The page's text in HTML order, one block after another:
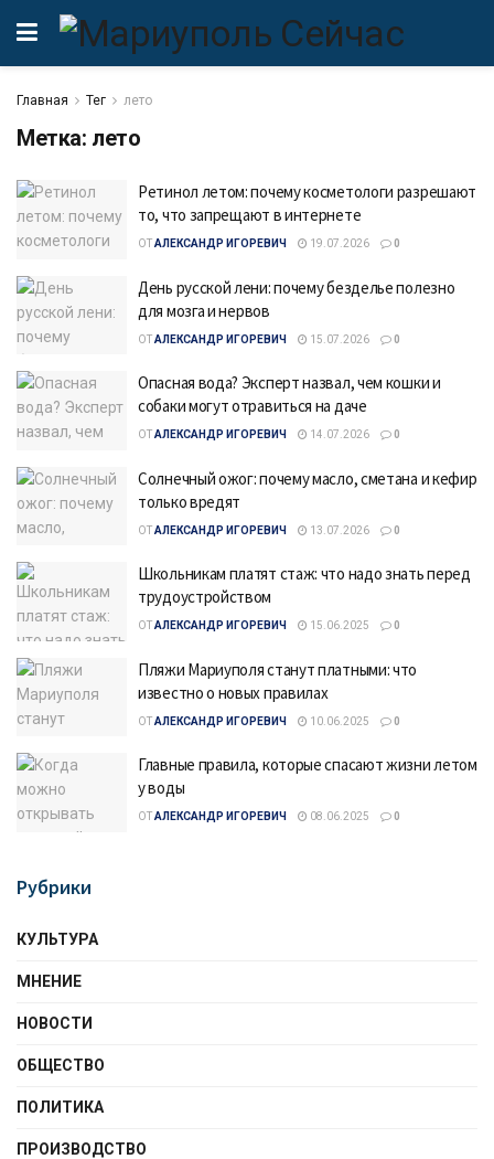
Главная Тег лето
Метка: лето
Ретинол летом: почему косметологи разрешают
то, что запрещают в интернете
ОТАЛЕКСАНДР ИГОРЕВИЧ 19.07.2026 0
День русской лени: почему безделье полезно
для мозга и нервов
ОТАЛЕКСАНДР ИГОРЕВИЧ 15.07.2026 0
Опасная вода? Эксперт назвал, чем кошки и
собаки могут отравиться на даче
ОТАЛЕКСАНДР ИГОРЕВИЧ 14.07.2026 0
Солнечный ожог: почему масло, сметана и кефир
только вредят
ОТАЛЕКСАНДР ИГОРЕВИЧ 13.07.2026 0
Школьникам платят стаж: что надо знать перед
трудоустройством
ОТАЛЕКСАНДР ИГОРЕВИЧ 15.06.2025 0
Пляжи Мариуполя станут платными: что
известно о новых правилах
ОТАЛЕКСАНДР ИГОРЕВИЧ 10.06.2025 0
Главные правила, которые спасают жизни летом
у воды
ОТАЛЕКСАНДР ИГОРЕВИЧ 08.06.2025 0
Рубрики
КУЛЬТУРА
МНЕНИЕ
НОВОСТИ
ОБЩЕСТВО
ПОЛИТИКА
ПРОИЗВОДСТВО